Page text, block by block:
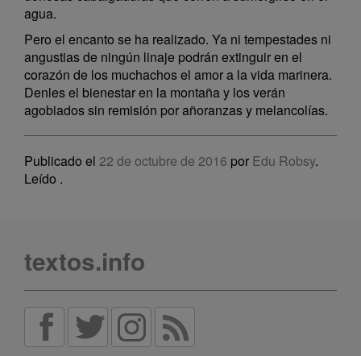
agua.
Pero el encanto se ha realizado. Ya ni tempestades ni
angustias de ningún linaje podrán extinguir en el
corazón de los muchachos el amor a la vida marinera.
Denles el bienestar en la montaña y los verán
agobiados sin remisión por añoranzas y melancolías.
Publicado el 22 de octubre de 2016 por Edu Robsy.
Leído .
textos.info